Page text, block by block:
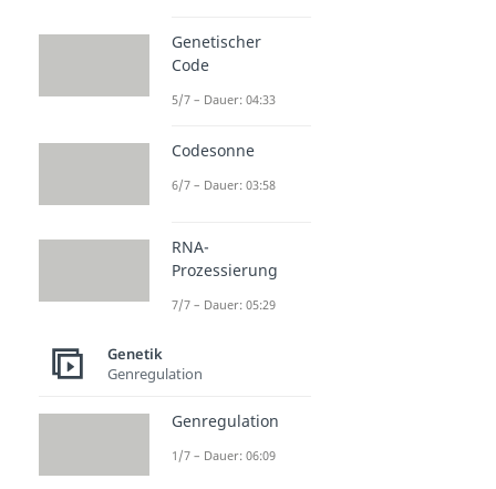
Genetischer
Code
5/7 – Dauer: 04:33
Codesonne
6/7 – Dauer: 03:58
RNA-
Prozessierung
7/7 – Dauer: 05:29
Genetik
Genregulation
Genregulation
1/7 – Dauer: 06:09